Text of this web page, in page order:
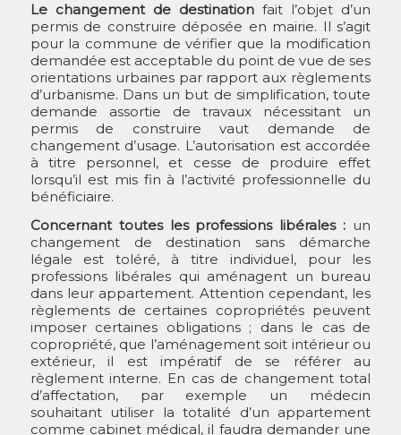
Le changement de destinationfait l’objet d’un
permis de construire déposée en mairie. Il s’agit
pour la commune de vérifier que la modification
demandée est acceptable du point de vue de ses
orientations urbaines par rapport aux règlements
d’urbanisme. Dans un but de simplification, toute
demande assortie de travaux nécessitant un
permis de construire vaut demande de
changement d’usage. L’autorisation est accordée
à titre personnel, et cesse de produire effet
lorsqu’il est mis fin à l’activité professionnelle du
bénéficiaire.
Concernant toutes les professions libérales : un
changement de destination sans démarche
légale est toléré, à titre individuel, pour les
professions libérales qui aménagent un bureau
dans leur appartement. Attention cependant, les
règlements de certaines copropriétés peuvent
imposer certaines obligations ; dans le cas de
copropriété, que l’aménagement soit intérieur ou
extérieur, il est impératif de se référer au
règlement interne. En cas de changement total
d’affectation, par exemple un médecin
souhaitant utiliser la totalité d’un appartement
comme cabinet médical, il faudra demander une